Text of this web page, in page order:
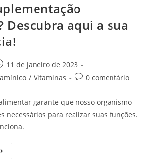
Descubra aqui a sua
11 de janeiro de 2023
/ Vitaminas 0 comentário
garante que nosso organismo
necessários para realizar suas funções.